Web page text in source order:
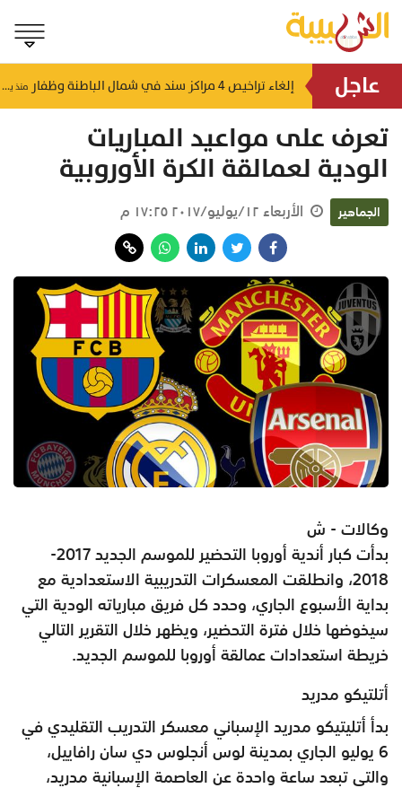
عاجل إلغاء تراخيص 4 مراكز سند في شمال الباطنة وظفار منذ يوم
ارتفاع الإصابات المؤكدة بفيروس إيبولا
تعرف على مواعيد المباريات
الودية لعمالقة الكرة الأوروبية
الجماهير الأربعاء ١٢/يوليو/٢٠١٧ ١٧:٢٥ م
وكالات - ش
بدأت كبار أندية أوروبا التحضير للموسم الجديد 2017-
2018، وانطلقت المعسكرات التدريبية الاستعدادية مع
بداية الأسبوع الجاري، وحدد كل فريق مبارياته الودية التي
سيخوضها خلال فترة التحضير، ويظهر خلال التقرير التالي
خريطة استعدادات عمالقة أوروبا للموسم الجديد.
أتلتيكو مدريد
بدأ أتليتيكو مدريد الإسباني معسكر التدريب التقليدي في
6 يوليو الجاري بمدينة لوس أنجلوس دي سان رافاييل،
والتي تبعد ساعة واحدة عن العاصمة الإسبانية مدريد،